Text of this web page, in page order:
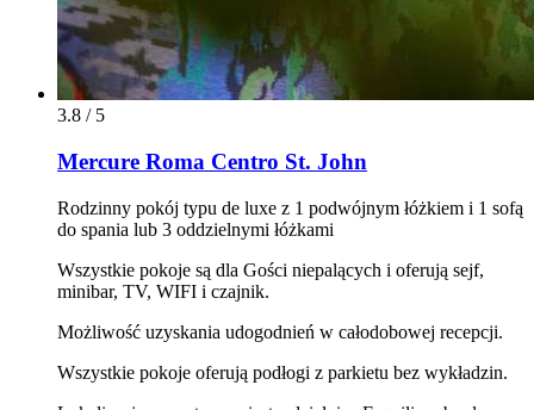
3.8 / 5
Mercure Roma Centro St. John
Rodzinny pokój typu de luxe z 1 podwójnym łóżkiem i 1 sofą
do spania lub 3 oddzielnymi łóżkami
Wszystkie pokoje są dla Gości niepalących i oferują sejf,
minibar, TV, WIFI i czajnik.
Możliwość uzyskania udogodnień w całodobowej recepcji.
Wszystkie pokoje oferują podłogi z parkietu bez wykładzin.